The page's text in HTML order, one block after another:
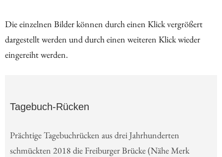
Die einzelnen Bilder können durch einen Klick vergrößert
dargestellt werden und durch einen weiteren Klick wieder
eingereiht werden.
Tagebuch-Rücken
Prächtige Tagebuchrücken aus drei Jahrhunderten
schmückten 2018 die Freiburger Brücke (Nähe Merk